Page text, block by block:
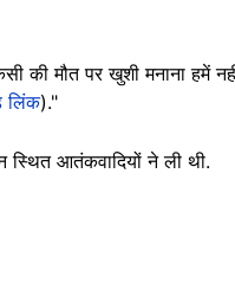
की मौत पर खुशी मनाना हमें
लिंक)."
स्थित आतंकवादियों ने ली थी.